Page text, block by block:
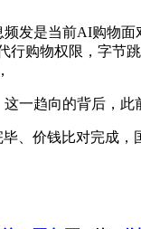
是当前AI购物面
购物权限，字节
趋向的背后，此
价钱比对完成，